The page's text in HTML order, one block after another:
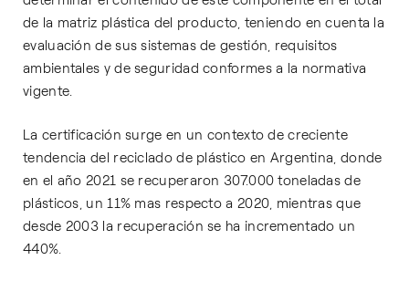
de la matriz plástica del producto, teniendo en cuenta la
evaluación de sus sistemas de gestión, requisitos
ambientales y de seguridad conformes a la normativa
vigente.
La certificación surge en un contexto de creciente
tendencia del reciclado de plástico en Argentina, donde
en el año 2021 se recuperaron 307.000 toneladas de
plásticos, un 11% mas respecto a 2020, mientras que
desde 2003 la recuperación se ha incrementado un
440%.